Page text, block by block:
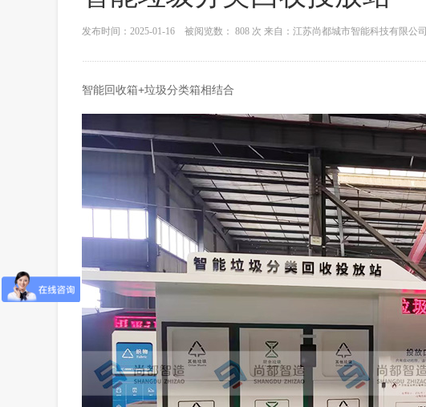
发布时间：2025-01-16 被阅览数： 808 次 来自：江苏尚都城市智能科技有限公司
智能回收箱+垃圾分类箱相结合